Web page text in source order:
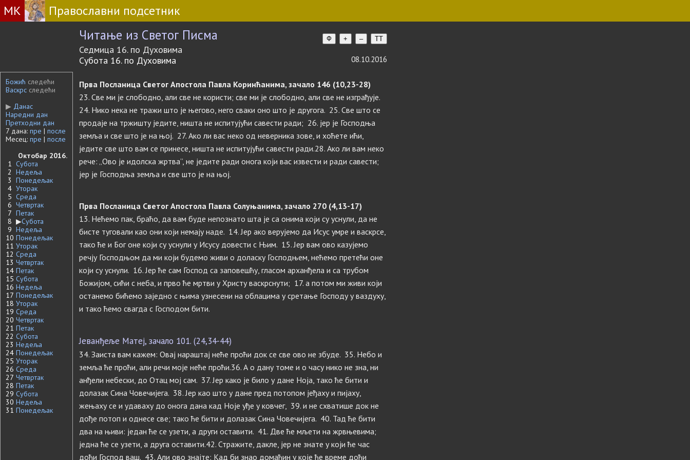
МК Православни подсетник
Читање из Светог Писма Ф + – TT
Седмица 16. по Духовима
Субота 16. по Духовима
08.10.2016
Божић следећи
Васкрс следећи
▶ Данас
Наредни дан
Претходни дан
7 дана: пре | после
Месец: пре | после
Октобар 2016.
1 Субота
2 Недеља
3 Понедељак
4 Уторак
5 Среда
6 Четвртак
7 Петак
8 ▶Субота
9 Недеља
10 Понедељак
11 Уторак
12 Среда
13 Четвртак
14 Петак
15 Субота
16 Недеља
17 Понедељак
18 Уторак
19 Среда
20 Четвртак
21 Петак
22 Субота
23 Недеља
24 Понедељак
25 Уторак
26 Среда
27 Четвртак
28 Петак
29 Субота
30 Недеља
31 Понедељак
Прва Посланица Светог Апостола Павла Коринћанима, зачало 146 (10,23-28)
23. Све ми је слободно, али све не користи; све ми је слободно, али све не изграђује.
24. Нико нека не тражи што је његово, него сваки оно што је другога. 25. Све што се
продаје на тржишту једите, ништа не испитујући савести ради; 26. јер је Господња
земља и све што је на њој. 27. Ако ли вас неко од неверника зове, и хоћете ићи,
једите све што вам се принесе, ништа не испитујући савести ради.28. Ако ли вам неко
рече: „Ово је идолска жртва”, не једите ради онога који вас извести и ради савести;
јер је Господња земља и све што је на њој.
Прва Посланица Светог Апостола Павла Солуњанима, зачало 270 (4,13-17)
13. Нећемо пак, браћо, да вам буде непознато шта је са онима који су уснули, да не
бисте туговали као они који немају наде. 14. Јер ако верујемо да Исус умре и васкрсе,
тако ће и Бог оне који су уснули у Исусу довести с Њим. 15. Јер вам ово казујемо
речју Господњом да ми који будемо живи о доласку Господњем, нећемо претећи оне
који су уснули. 16. Јер ће сам Господ са заповешћу, гласом арханђела и са трубом
Божијом, сићи с неба, и прво ће мртви у Христу васкрснути; 17. а потом ми живи који
останемо бићемо заједно с њима узнесени на облацима у сретање Господу у ваздуху,
и тако ћемо свагда с Господом бити.
Јеванђеље Матеј, зачало 101. (24,34-44)
34. Заиста вам кажем: Овај нараштај неће проћи док се све ово не збуде. 35. Небо и
земља ће проћи, али речи моје неће проћи.36. А о дану томе и о часу нико не зна, ни
анђели небески, до Отац мој сам. 37. Јер како је било у дане Ноја, тако ће бити и
долазак Сина Човечијега. 38. Јер као што у дане пред потопом јеђаху и пијаху,
жењаху се и удаваху до онога дана кад Ноје уђе у ковчег, 39. и не схватише док не
дође потоп и однесе све; тако ће бити и долазак Сина Човечијега. 40. Тад ће бити
два на њиви: један ће се узети, а други оставити. 41. Две ће мљети на жрвњевима;
једна ће се узети, а друга оставити.42. Стражите, дакле, јер не знате у који ће час
доћи Господ ваш. 43. Али ово знајте: Кад би знао домаћин у које ће време доћи